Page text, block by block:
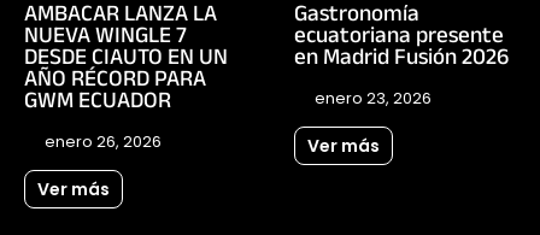
AMBACAR LANZA LA
NUEVA WINGLE 7
DESDE CIAUTO EN UN
AÑO RÉCORD PARA
GWM ECUADOR
enero 26, 2026
Ver más
Gastronomía
ecuatoriana presente
en Madrid Fusión 2026
enero 23, 2026
Ver más